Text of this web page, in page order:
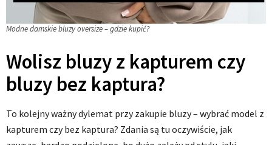
Modne damskie bluzy oversize – gdzie kupić?
Wolisz bluzy z kapturem czy
bluzy bez kaptura?
To kolejny ważny dylemat przy zakupie bluzy – wybrać model z
kapturem czy bez kaptura? Zdania są tu oczywiście, jak